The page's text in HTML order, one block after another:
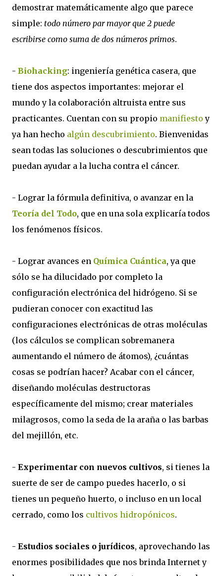
demostrar matemáticamente algo que parece
simple: todo número par mayor que 2 puede
escribirse como suma de dos números primos.
- Biohacking: ingeniería genética casera, que
tiene dos aspectos importantes: mejorar el
mundo y la colaboración altruista entre sus
practicantes. Cuentan con su propio manifiesto y
ya han hecho algún descubrimiento. Bienvenidas
sean todas las soluciones o descubrimientos que
puedan ayudar a la lucha contra el cáncer.
- Lograr la fórmula definitiva, o avanzar en la
Teoría del Todo, que en una sola explicaría todos
los fenómenos físicos.
- Lograr avances en Química Cuántica, ya que
sólo se ha dilucidado por completo la
configuración electrónica del hidrógeno. Si se
pudieran conocer con exactitud las
configuraciones electrónicas de otras moléculas
(los cálculos se complican sobremanera
aumentando el número de átomos), ¿cuántas
cosas se podrían hacer? Acabar con el cáncer,
diseñando moléculas destructoras
específicamente del mismo; crear materiales
milagrosos, como la seda de la araña o las barbas
del mejillón, etc.
- Experimentar con nuevos cultivos, si tienes la
suerte de ser de campo puedes hacerlo, o si
tienes un pequeño huerto, o incluso en un local
cerrado, como los cultivos hidropónicos.
- Estudios sociales o jurídicos, aprovechando las
enormes posibilidades que nos brinda Internet y